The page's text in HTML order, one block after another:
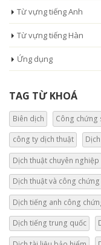
Từ vựng tiếng Anh
Từ vựng tiếng Hàn
Ứng dụng
TAG TỪ KHOÁ
Biên dịch Công chứng
công ty dịch thuật
Dịch thuật chuyên nghiệp
Dịch thuật và công chứng
Dịch tiếng anh công
Dịch tiếng trung quốc